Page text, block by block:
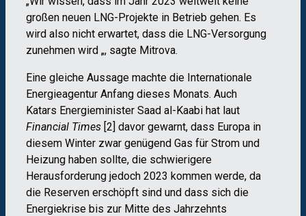
großen neuen LNG-Projekte in Betrieb gehen. Es
wird also nicht erwartet, dass die LNG-Versorgung
zunehmen wird „, sagte Mitrova.
Eine gleiche Aussage machte die Internationale
Energieagentur Anfang dieses Monats. Auch
Katars Energieminister Saad al-Kaabi hat laut
Financial Times [2] davor gewarnt, dass Europa in
diesem Winter zwar genügend Gas für Strom und
Heizung haben sollte, die schwierigere
Herausforderung jedoch 2023 kommen werde, da
die Reserven erschöpft sind und dass sich die
Energiekrise bis zur Mitte des Jahrzehnts